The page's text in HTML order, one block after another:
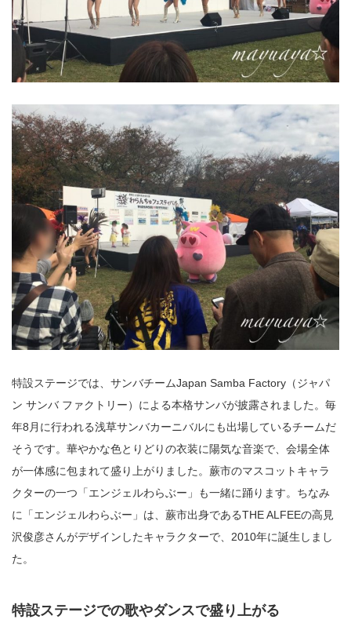
特設ステージでは、サンバチームJapan Samba Factory（ジャパ
ン サンバ ファクトリー）による本格サンバが披露されました。毎
年8月に行われる浅草サンバカーニバルにも出場しているチームだ
そうです。華やかな色とりどりの衣装に陽気な音楽で、会場全体
が一体感に包まれて盛り上がりました。蕨市のマスコットキャラ
クターの一つ「エンジェルわらぶー」も一緒に踊ります。ちなみ
に「エンジェルわらぶー」は、蕨市出身であるTHE ALFEEの高見
沢俊彦さんがデザインしたキャラクターで、2010年に誕生しまし
た。
特設ステージでの歌やダンスで盛り上がる